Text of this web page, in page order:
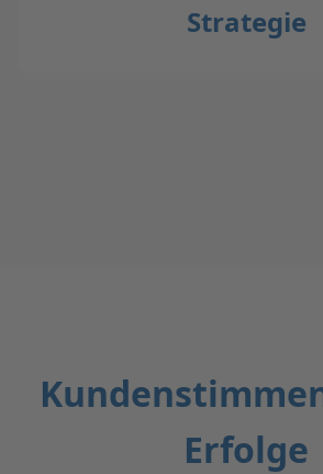
Strategie
Erfolge